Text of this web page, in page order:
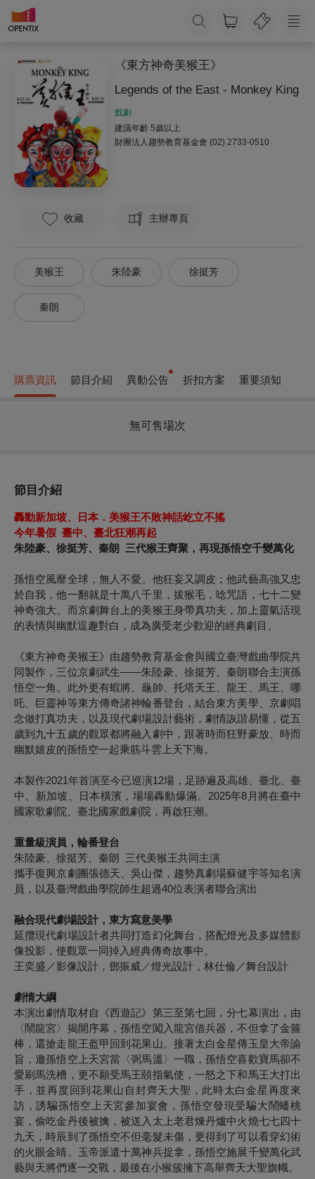
《東方神奇美猴王》
Legends of the East - Monkey King
戲劇
建議年齡 5歲以上
財團法人趨勢教育基金會 (02) 2733-0510
收藏 主辦專頁
美猴王 朱陸豪 徐挺芳
秦朗
購票資訊 節目介紹 異動公告 折扣方案 重要須知
無可售場次
節目介紹
轟動新加坡、日本．美猴王不敗神話屹立不搖
今年暑假 臺中、臺北狂潮再起
朱陸豪、徐挺芳、秦朗 三代猴王齊聚，再現孫悟空千變萬化
孫悟空風靡全球，無人不愛。他狂妄又調皮；他武藝高強又忠
於自我，他一翻就是十萬八千里，拔猴毛，唸咒語，七十二變
神奇強大。而京劇舞台上的美猴王身帶真功夫，加上靈氣活現
的表情與幽默逗趣對白，成為廣受老少歡迎的經典劇目。
《東方神奇美猴王》由趨勢教育基金會與國立臺灣戲曲學院共
同製作，三位京劇武生——朱陸豪、徐挺芳、秦朗聯合主演孫
悟空一角。此外更有蝦將、龜帥、托塔天王、龍王、馬王、哪
吒、巨靈神等東方傳奇諸神輪番登台，結合東方美學、京劇唱
念做打真功夫，以及現代劇場設計藝術，劇情詼諧易懂，從五
歲到九十五歲的觀眾都將融入劇中，跟著時而狂野豪放、時而
幽默嬉皮的孫悟空一起乘筋斗雲上天下海。
本製作2021年首演至今已巡演12場，足跡遍及高雄、臺北、臺
中、新加坡、日本橫濱，場場轟動爆滿。2025年8月將在臺中
國家歌劇院、臺北國家戲劇院，再啟狂潮。
重量級演員，輪番登台
朱陸豪、徐挺芳、秦朗 三代美猴王共同主演
攜手復興京劇團張德天、吳山傑，趨勢真劇場蘇健宇等知名演
員，以及臺灣戲曲學院師生超過40位表演者聯合演出
融合現代劇場設計，東方寫意美學
延攬現代劇場設計者共同打造幻化舞台，搭配燈光及多媒體影
像投影，使觀眾一同掉入經典傳奇故事中。
王奕盛／影像設計，鄧振威／燈光設計，林仕倫／舞台設計
劇情大綱
本演出劇情取材自《西遊記》第三至第七回，分七幕演出，由
〈鬧龍宮〉揭開序幕，孫悟空闖入龍宮借兵器，不但拿了金箍
棒，還搶走龍王盔甲回到花果山。接著太白金星傳玉皇大帝諭
旨，邀孫悟空上天宮當〈弼馬溫〉一職，孫悟空喜歡寶馬卻不
愛刷馬洗槽，更不願受馬王頤指氣使，一怒之下和馬王大打出
手，並再度回到花果山自封齊天大聖，此時太白金星再度來
訪，誘騙孫悟空上天宮參加宴會，孫悟空發現受騙大鬧蟠桃
宴，偷吃金丹後被擒，被送入太上老君煉丹爐中火燒七七四十
九天，時辰到了孫悟空不但毫髮未傷，更得到了可以看穿幻術
的火眼金睛。玉帝派遣十萬神兵捉拿，孫悟空施展千變萬化武
藝與天將們逐一交戰，最後在小猴簇擁下高舉齊天大聖旗幟。